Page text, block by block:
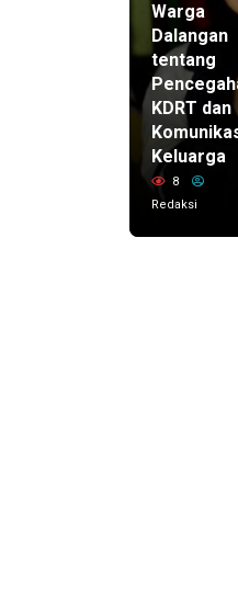
Warga
Dalangan
tentang
KDRT dan
Keluarga
8
Redaksi